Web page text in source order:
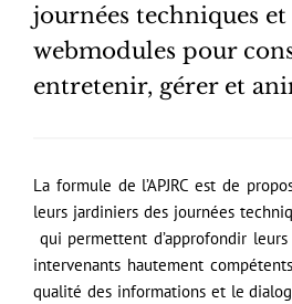
journées techniques et
webmodules pour
entretenir, gérer et
La formule de l’APJRC est de
leurs jardiniers des journées
qui permettent d’approfondir leurs
intervenants hautement
qualité des informations et le